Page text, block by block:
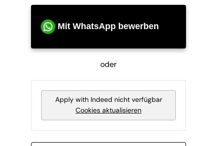
Mit WhatsApp bewerben
oder
Apply with Indeed nicht verfügbar
Cookies aktualisieren